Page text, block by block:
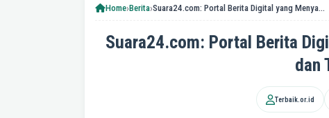
Home›Berita› Suara24.com: Portal Berita Digital yang Menyajikan Informasi Aktual dan Terpercaya
Suara24.com: Portal Berita
dan
Terbaik.or.id